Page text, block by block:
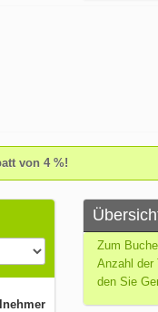
von 4 %!
Zum
Anzahl der
den Sie